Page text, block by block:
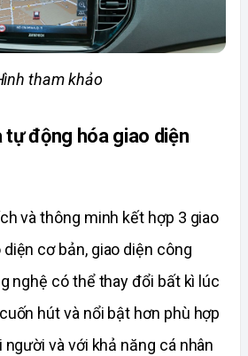
tham khảo
tự động hóa giao diện
và thông minh kết hợp 3 giao
cơ bản, giao diện công
nghệ có thể thay đổi bất kì lúc
hút và nổi bật hơn phù hợp
và với khả năng cá nhân